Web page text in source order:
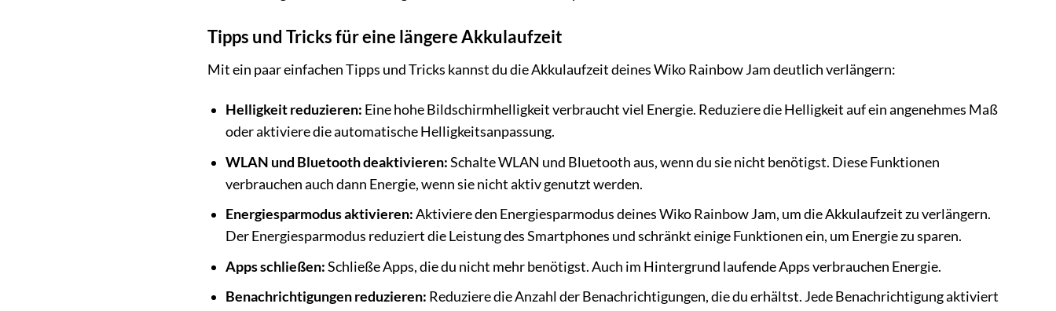
Tipps und Tricks für eine längere Akkulaufzeit
Mit ein paar einfachen Tipps und Tricks kannst du die Akkulaufzeit deines Wiko Rainbow Jam deutlich verlängern:
Helligkeit reduzieren: Eine hohe Bildschirmhelligkeit verbraucht viel Energie. Reduziere die Helligkeit auf ein angenehmes Maß
oder aktiviere die automatische Helligkeitsanpassung.
WLAN und Bluetooth deaktivieren:Schalte WLAN und Bluetooth aus, wenn du sie nicht benötigst. Diese Funktionen
verbrauchen auch dann Energie, wenn sie nicht aktiv genutzt werden.
Energiesparmodus aktivieren:Aktiviere den Energiesparmodus deines Wiko Rainbow Jam, um die Akkulaufzeit zu verlängern.
Der Energiesparmodus reduziert die Leistung des Smartphones und schränkt einige Funktionen ein, um Energie zu sparen.
Apps schließen:Schließe Apps, die du nicht mehr benötigst. Auch im Hintergrund laufende Apps verbrauchen Energie.
Benachrichtigungen reduzieren: Reduziere die Anzahl der Benachrichtigungen, die du erhältst. Jede Benachrichtigung aktiviert